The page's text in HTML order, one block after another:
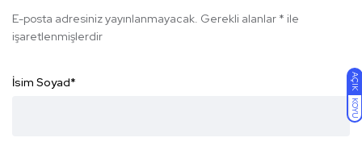
AÇIK
KOYU
E-posta adresiniz yayınlanmayacak. Gerekli alanlar * ile
işaretlenmişlerdir
İsim Soyad*